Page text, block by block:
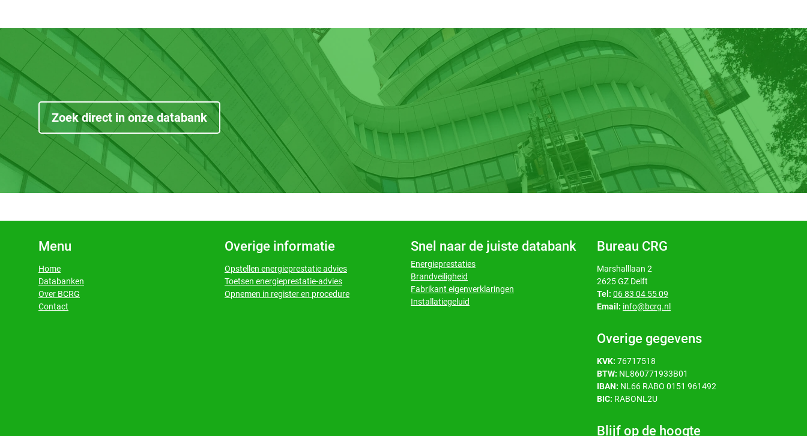
Zoek direct in onze databank
Menu
Home
Databanken
​​​​​​​Over BCRG
​​​​​​​Contact
Overige informatie
Opstellen energieprestatie advies
Toetsen energieprestatie-advies
Opnemen in register en procedure
Snel naar de juiste databank
Energieprestaties
Brandveiligheid
Fabrikant eigenverklaringen
Installatiegeluid
Bureau CRG
Marshalllaan 2
2625 GZ Delft
Tel: 06 83 04 55 09
Email: info@bcrg.nl
Overige gegevens
KVK: 76717518
BTW: NL860771933B01
IBAN: NL66 RABO 0151 961492
BIC: RABONL2U
Blijf op de hoogte